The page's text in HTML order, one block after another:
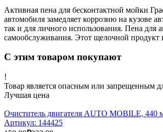
Активная пена для бесконтактной мойки
автомобиля замедляет коррозию на кузове
так и для личного использования. Пена для
самообслуживания. Этот щелочной продукт
С этим товаром покупают
!
Товар является опасным или запрещенным
Лучшая цена
Очиститель двигателя AUTO MOBILE, 440
Артикул: 144425